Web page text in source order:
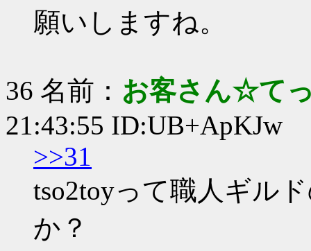
願いしますね。
36 名前： お客さん☆て
21:43:55 ID:UB+ApKJw
>>31
tso2toyって職人ギル
か？